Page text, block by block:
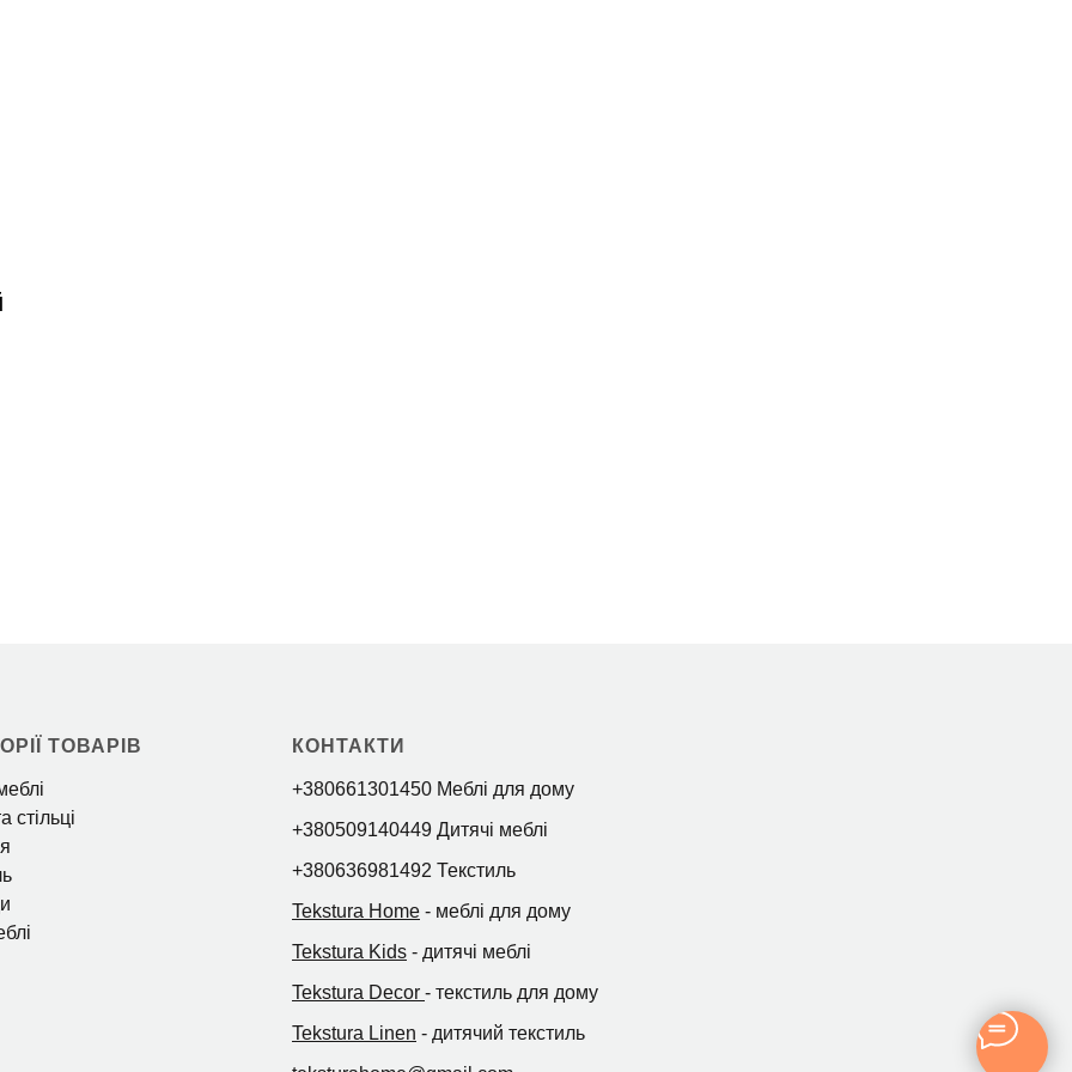
ТОВАРІВ
стільці
КОНТАКТИ
+380661301450 Меблі для дому
+380509140449 Дитячі меблі
+380636981492 Текстиль
Tekstura Home - меблі для дому
Tekstura Kids - дитячі меблі
Tekstura Decor - текстиль для дому
Tekstura Linen - дитячий текстиль